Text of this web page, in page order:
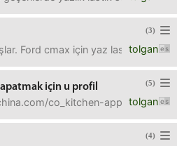
(3)
tolgan
Ford cmax için yaz lastiği
(5)
için u profil
tolgan
co_kitchen-appliances/
(4)